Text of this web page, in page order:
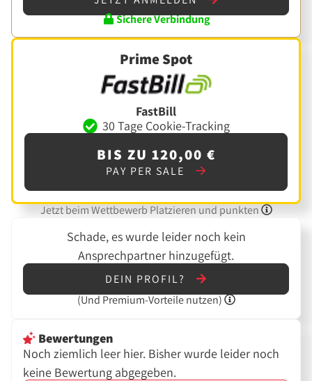
Sichere Verbindung
Prime Spot
FastBill
30 Tage Cookie-Tracking
BIS ZU 120,00 €
PAY PER SALE
Jetzt beim Wettbewerb Platzieren und punkten
Schade, es wurde leider noch kein
Ansprechpartner hinzugefügt.
DEIN PROFIL?
(Und Premium-Vorteile nutzen)
Bewertungen
Noch ziemlich leer hier. Bisher wurde leider noch
keine Bewertung abgegeben.